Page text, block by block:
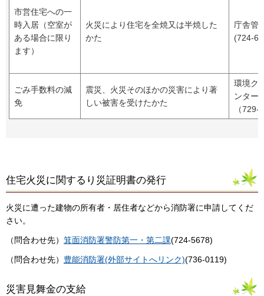
市営住宅への一
時入居（空室が
ある場合に限り
ます）
火災により住宅を全焼又は半焼した
かた
庁舎管
(724-
ごみ手数料の減
免
震災、火災そのほかの災害により著
しい被害を受けたかた
環境ク
ンター
（729-
住宅火災に関するり災証明書の発行
火災に遭った建物の所有者・居住者などから消防署に申請してくだ
さい。
（問合わせ先） 箕面消防署警防第一・第二課(724-5678)
（問合わせ先） 豊能消防署(外部サイトへリンク)(736-0119)
災害見舞金の支給